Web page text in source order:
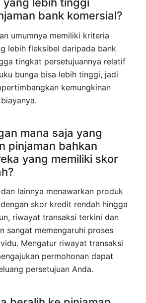
yang lebih tinggi
bank komersial?
umumnya memiliki kriteria
lebih fleksibel daripada bank
tingkat persetujuannya relatif
bunga bisa lebih tinggi, jadi
kemungkinan
mana saja yang
pinjaman bahkan
yang memiliki skor
dan lainnya menawarkan produk
skor kredit rendah hingga
riwayat transaksi terkini dan
sangat memengaruhi proses
Mengatur riwayat transaksi
permohonan dapat
persetujuan Anda.